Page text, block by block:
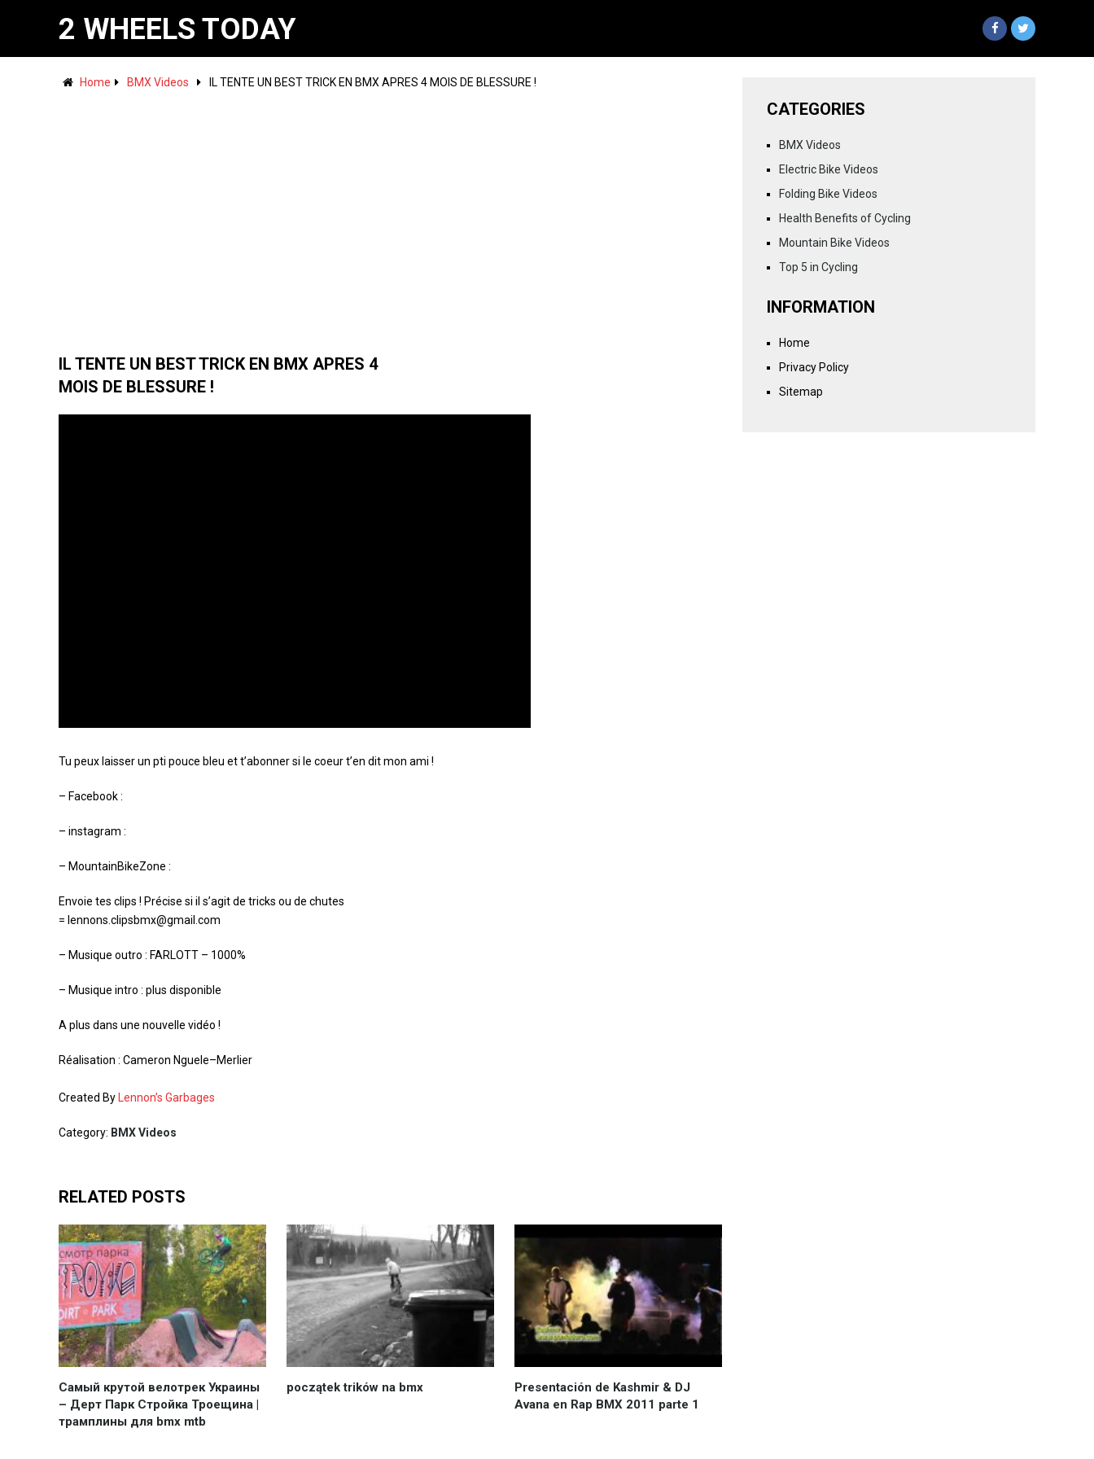
2 WHEELS TODAY
Home BMX Videos IL TENTE UN BEST TRICK EN BMX APRES 4 MOIS DE BLESSURE !
IL TENTE UN BEST TRICK EN BMX APRES 4
MOIS DE BLESSURE !
Tu peux laisser un pti pouce bleu et t’abonner si le coeur t’en dit mon ami !
– Facebook :
– instagram :
– MountainBikeZone :
Envoie tes clips ! Précise si il s’agit de tricks ou de chutes
= lennons.clipsbmx@gmail.com
– Musique outro : FARLOTT – 1000%
– Musique intro : plus disponible
A plus dans une nouvelle vidéo !
Réalisation : Cameron Nguele–Merlier
Created By Lennon’s Garbages
Category: BMX Videos
RELATED POSTS
Самый крутой велотрек Украины
– Дерт Парк Стройка Троещина |
трамплины для bmx mtb
początek trików na bmx
Presentación de Kashmir & DJ
Avana en Rap BMX 2011 parte 1
CATEGORIES
BMX Videos
Electric Bike Videos
Folding Bike Videos
Health Benefits of Cycling
Mountain Bike Videos
Top 5 in Cycling
INFORMATION
Home
Privacy Policy
Sitemap